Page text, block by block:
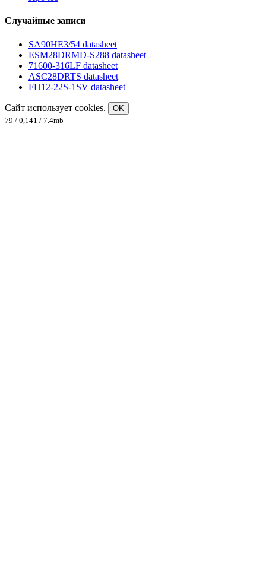
Случайные записи
SA90HE3/54 datasheet
ESM28DRMD-S288 datasheet
71600-316LF datasheet
ASC28DRTS datasheet
FH12-22S-1SV datasheet
Сайт использует cookies.
OK
79 / 0,141 / 7.4mb